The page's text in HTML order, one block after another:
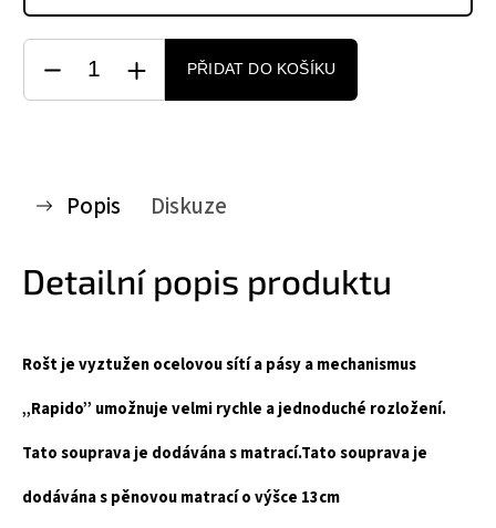
PŘIDAT DO KOŠÍKU
Popis Diskuze
Detailní popis produktu
Rošt je vyztužen ocelovou sítí a pásy a mechanismus
„Rapido” umožnuje velmi rychle a jednoduché rozložení.
Tato souprava je dodávána s matrací.Tato souprava je
dodávána s pěnovou matrací o výšce 13cm